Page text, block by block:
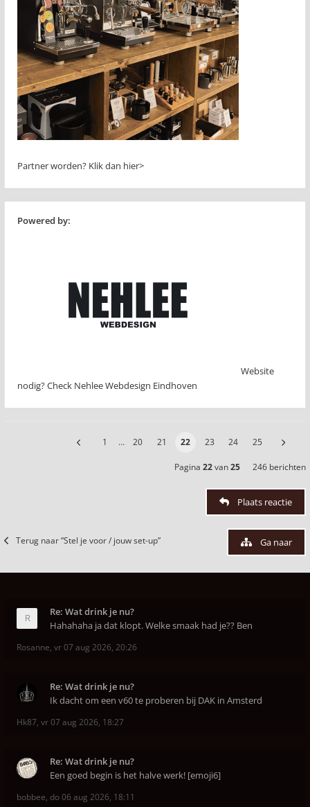
Partner worden? Klik dan hier>
Powered by:
Website
nodig? Check Nehlee Webdesign Eindhoven
1 … 20 21 22 23 24 25
Pagina 22van25 246 berichten
Plaats reactie
Terug naar “Stel je voor / jouw set-up” Ga naar
Re: Wat drink je nu?
Hahahaha ja dat klopt. Welke smaak had je?? Ben
Rosanne, vr 07 aug 2026, 20:26
Re: Wat drink je nu?
Ik dacht om een v60 te proberen bij DAK in Amsterd
Hk87, vr 07 aug 2026, 18:27
Re: Wat drink je nu?
Een goed begin is het halve werk! [emoji6]
bobbee, do 06 aug 2026, 18:11